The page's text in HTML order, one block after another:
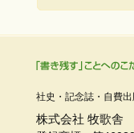
社史・記念誌・自費出
株式会社 牧歌舎